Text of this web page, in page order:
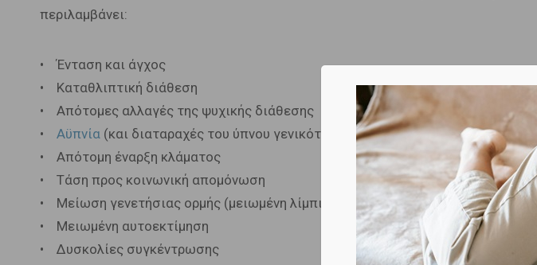
περιλαμβάνει:
• Ένταση και άγχος
• Καταθλιπτική διάθεση
• Απότομες αλλαγές της ψυχικής διάθεσης
• Αϋπνία (και διαταραχές του ύπνου γενικότερα)
• Απότομη έναρξη κλάματος
• Τάση προς κοινωνική απομόνωση
• Μείωση γενετήσιας ορμής (μειωμένη λίμπιντο)
• Μειωμένη αυτοεκτίμηση
• Δυσκολίες συγκέντρωσης